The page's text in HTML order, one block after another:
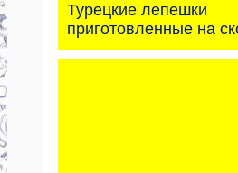
Турецкие лепешки
приготовленные на